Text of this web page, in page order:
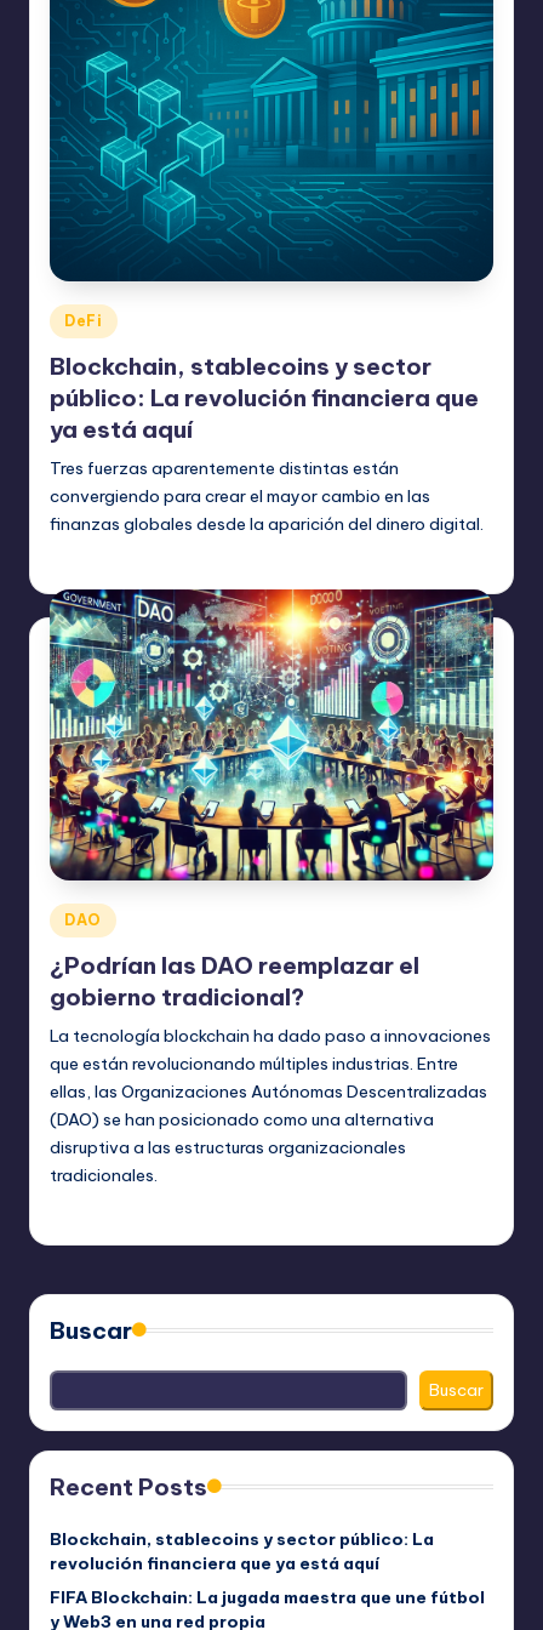
Publicado
en
DeFi
Blockchain, stablecoins y sector
público: La revolución financiera que
ya está aquí
Tres fuerzas aparentemente distintas están
convergiendo para crear el mayor cambio en las
finanzas globales desde la aparición del dinero digital.
Publicado
en
DAO
¿Podrían las DAO reemplazar el
gobierno tradicional?
La tecnología blockchain ha dado paso a innovaciones
que están revolucionando múltiples industrias. Entre
ellas, las Organizaciones Autónomas Descentralizadas
(DAO) se han posicionado como una alternativa
disruptiva a las estructuras organizacionales
tradicionales.
Buscar
Buscar
Recent Posts
Blockchain, stablecoins y sector público: La
revolución financiera que ya está aquí
FIFA Blockchain: La jugada maestra que une fútbol
y Web3 en una red propia